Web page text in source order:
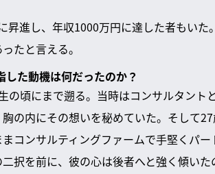
進し、年収1000万円に達した者もいた
たと言える。
た動機は何だったのか？
頃にまで遡る。当時はコンサルタント
の内にその想いを秘めていた。そして
コンサルティングファームで手堅くパ
択を前に、彼の心は後者へと強く傾いた